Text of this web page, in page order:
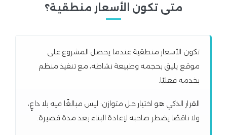
متى تكون الأسعار منطقية؟
تكون الأسعار منطقية عندما يحصل المشروع على
موقع يليق بحجمه وطبيعة نشاطه، مع تنفيذ منظم
يخدمه فعليًا.
القرار الذكي هو اختيار حل متوازن: ليس مبالغًا فيه بلا داعٍ،
ولا ناقصًا يضطر صاحبه لإعادة البناء بعد مدة قصيرة.